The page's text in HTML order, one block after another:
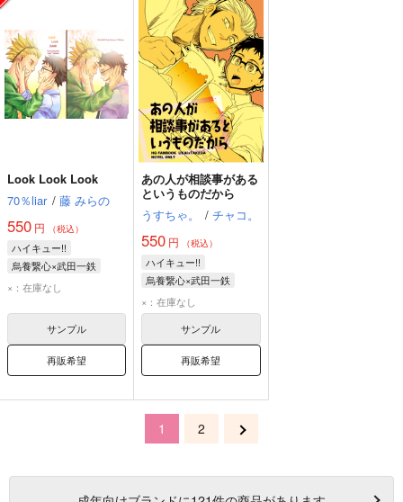
Look Look Look
70％liar / 藤 みらの
550 円 （税込）
ハイキュー!!
烏養繋心×武田一鉄
烏養繋心
×：在庫なし
サンプル
再販希望
あの人が相談事がある
というものだから
うすちゃ。
/ チャコ。
550 円 （税込）
ハイキュー!!
烏養繋心×武田一鉄
烏養繋心
×：在庫なし
サンプル
再販希望
1 2